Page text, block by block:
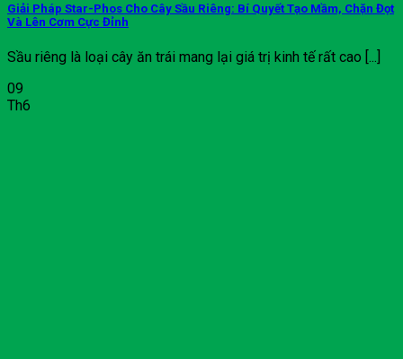
Giải Pháp Star-Phos Cho Cây Sầu Riêng: Bí Quyết Tạo Mầm, Chặn Đọt
Và Lên Cơm Cực Đỉnh
Sầu riêng là loại cây ăn trái mang lại giá trị kinh tế rất cao [...]
09
Th6